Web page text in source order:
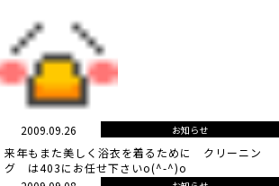
2009.09.26 お知らせ
来年もまた美しく浴衣を着るために クリーニン
グ は403にお任せ下さいo(^-^)o